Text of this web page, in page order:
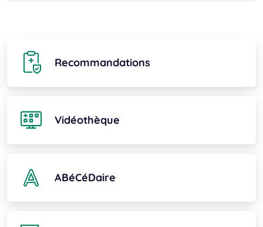
Recommandations
Vidéothèque
ABéCéDaire